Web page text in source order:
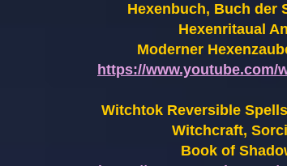
Hexenbuch, Buch der
Hexenritaual
Moderner
https://www.youtube.com/
Witchtok Reversible
Witchcraft,
Book of